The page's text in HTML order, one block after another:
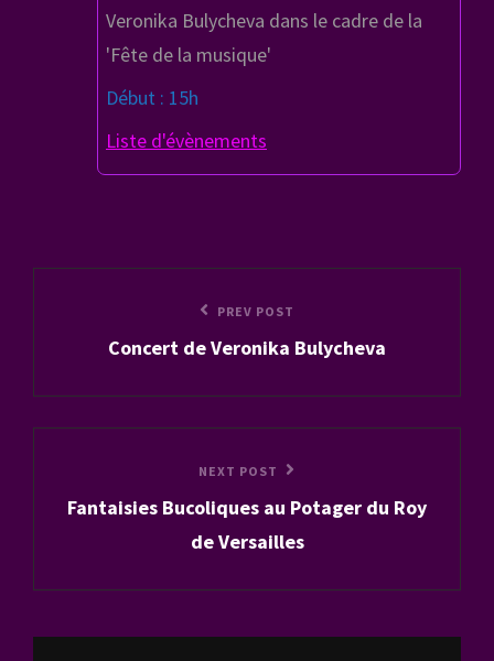
Veronika Bulycheva dans le cadre de la
'Fête de la musique'
Début : 15h
Liste d'évènements
PREV POST
Concert de Veronika Bulycheva
Post
NEXT POST
Fantaisies Bucoliques au Potager du Roy
de Versailles